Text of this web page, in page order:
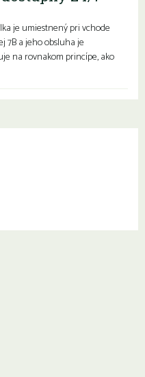
je umiestnený pri vchode
7B a jeho obsluha je
na rovnakom princípe, ako